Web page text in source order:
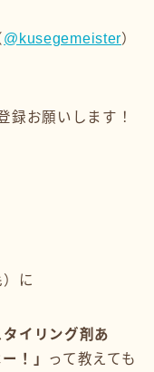
@kusegemeister）
録お願いします！
に
タイリング剤あ
！」 って教えても